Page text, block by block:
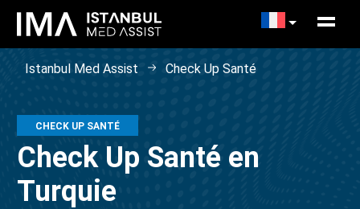
Istanbul Med Assist Check Up Santé
CHECK UP SANTÉ
Check Up Santé en
Turquie